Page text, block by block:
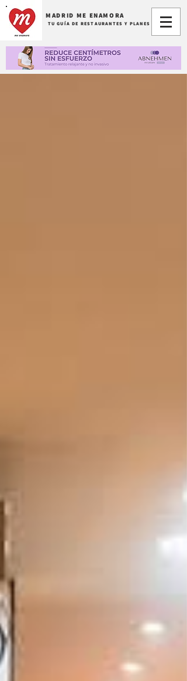
MADRID ME ENAMORA
TU GUÍA DE RESTAURANTES Y PLANES